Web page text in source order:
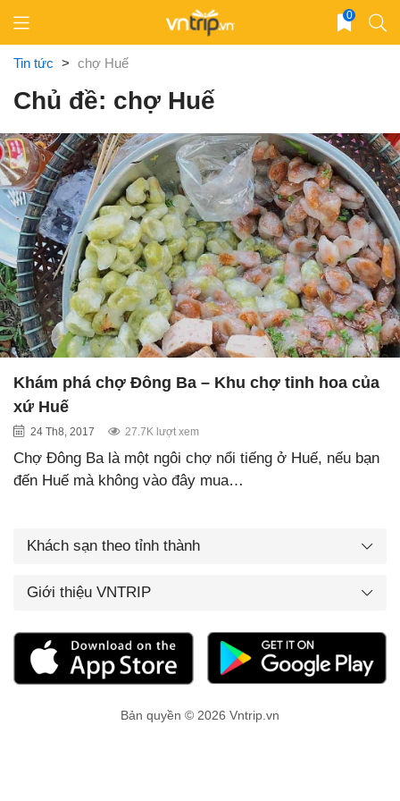
content
0
Tin tức > chợ Huế
Chủ đề: chợ Huế
Khám phá chợ Đông Ba – Khu chợ tinh hoa của
xứ Huế
24 Th8, 2017 27.7K lượt xem
Chợ Đông Ba là một ngôi chợ nổi tiếng ở Huế, nếu bạn
đến Huế mà không vào đây mua…
Khách sạn theo tỉnh thành
Giới thiệu VNTRIP
Bản quyền © 2026 Vntrip.vn